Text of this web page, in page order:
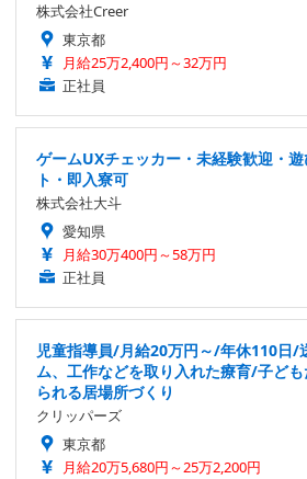
株式会社Creer
東京都
月給25万2,400円～32万円
正社員
ゲームUXチェッカー・未経験歓迎・
ト・即入寮可
株式会社大斗
愛知県
月給30万400円～58万円
正社員
児童指導員/月給20万円～/年休110日/
ム、工作などを取り入れた療育/子ど
られる居場所づくり
クリッパーズ
東京都
月給20万5,680円～25万2,200円